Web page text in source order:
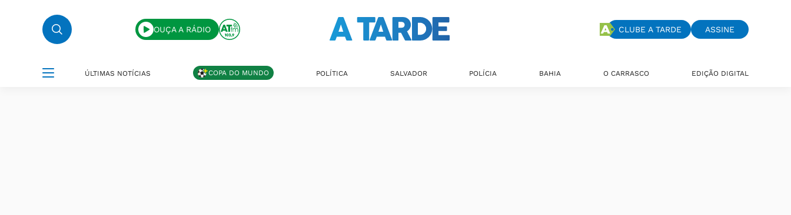
OUÇA A RÁDIO CLUBE A TARDE ASSINE
ÚLTIMAS NOTÍCIAS COPA DO MUNDO POLÍTICA SALVADOR POLÍCIA BAHIA O CARRASCO EDIÇÃO DIGITAL